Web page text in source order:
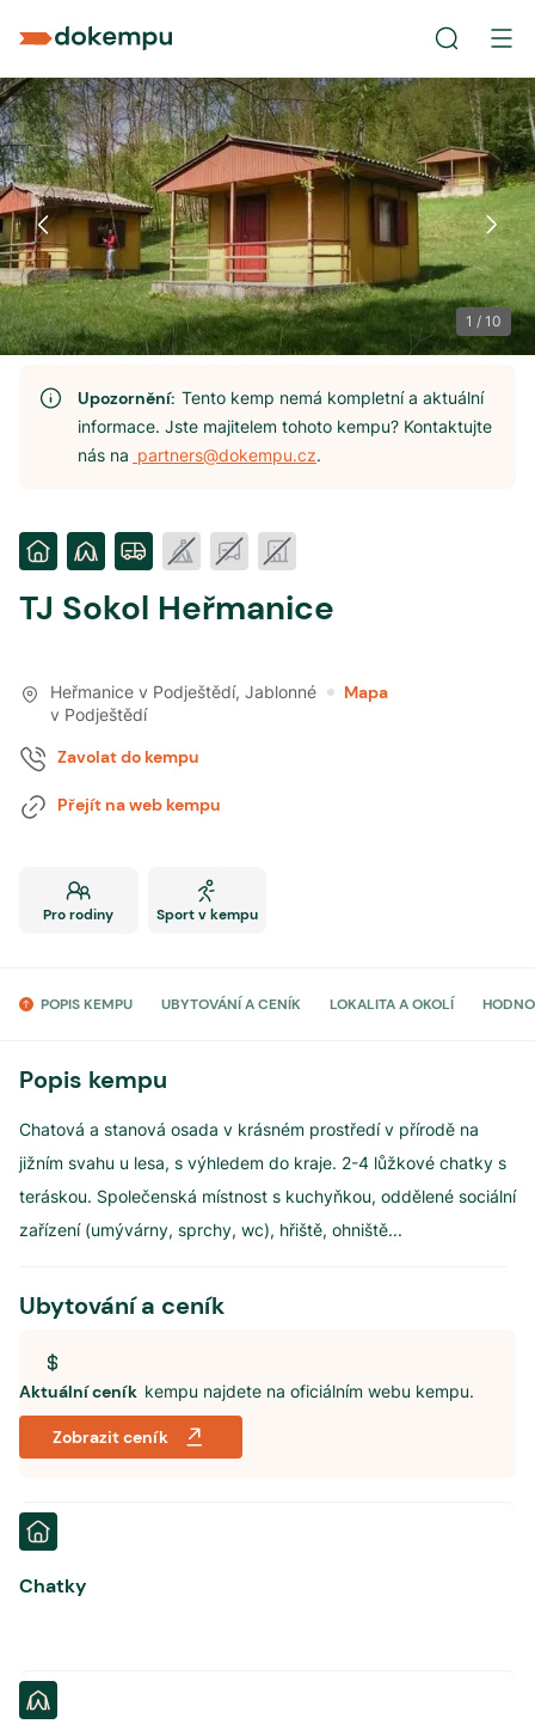
1 / 10
Upozornění:Tento kemp nemá kompletní a aktuální
informace. Jste majitelem tohoto kempu? Kontaktujte
nás na partners@dokempu.cz.
TJ Sokol Heřmanice
Heřmanice v Podještědí, Jablonné
v Podještědí
Mapa
Zavolat do kempu
Přejít na web kempu
Pro rodiny Sport v kempu
POPIS KEMPU UBYTOVÁNÍ A CENÍK LOKALITA A OKOLÍ
Popis kempu
Chatová a stanová osada v krásném prostředí v přírodě na
jižním svahu u lesa, s výhledem do kraje. 2-4 lůžkové chatky s
teráskou. Společenská místnost s kuchyňkou, oddělené sociální
zařízení (umývárny, sprchy, wc), hřiště, ohniště...
Ubytování a ceník
Aktuální ceník kempu najdete na oficiálním webu kempu.
Zobrazit ceník
Chatky